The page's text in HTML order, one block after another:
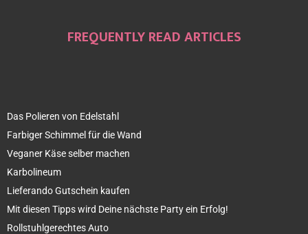
FREQUENTLY READ ARTICLES
Das Polieren von Edelstahl
Farbiger Schimmel für die Wand
Veganer Käse selber machen
Karbolineum
Lieferando Gutschein kaufen
Mit diesen Tipps wird Deine nächste Party ein Erfolg!
Rollstuhlgerechtes Auto